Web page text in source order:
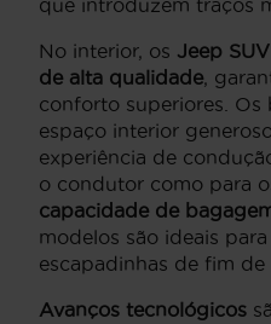
que introduzem traços
No interior, os Jeep
de alta qualidade,
conforto superiores. Os
espaço interior
experiência de
o condutor como para
capacidade de
modelos são ideais
escapadinhas de fim de
Avanços tecnológicos